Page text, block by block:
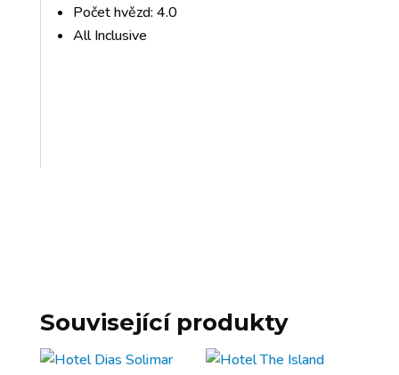
Počet hvězd: 4.0
All Inclusive
Související produkty